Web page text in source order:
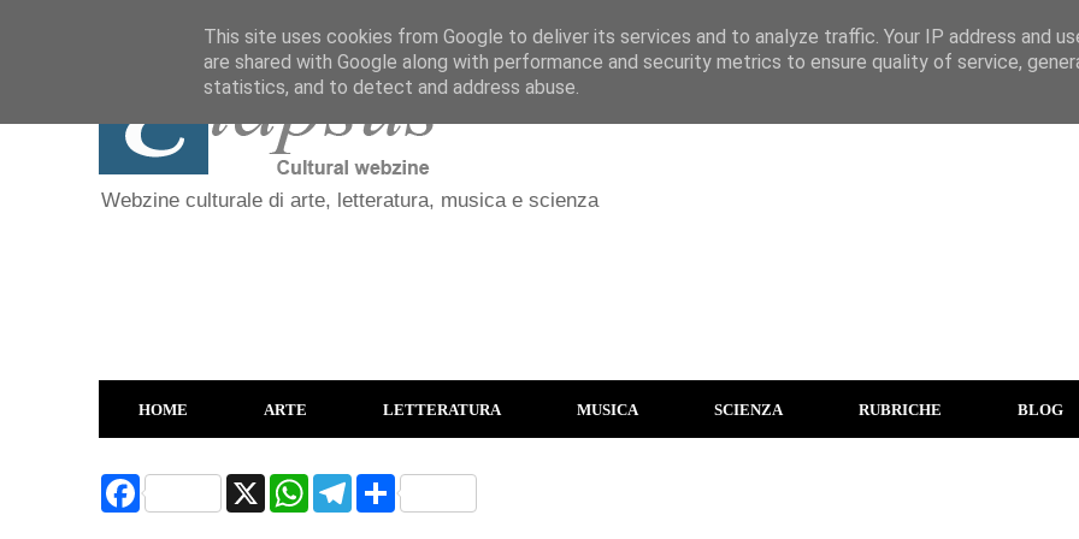
Webzine culturale di arte, letteratura, musica e scienza
HOME ARTE LETTERATURA MUSICA SCIENZA RUBRICHE BLOG
F
a
X
W
T
S
h
This site uses cookies from Google to deliver its services and to analyze traffic. Your IP address and
are shared with Google along with performance and security metrics to ensure quality of service,
statistics, and to detect and address abuse.